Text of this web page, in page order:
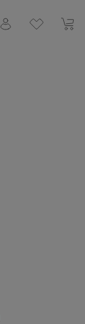
You have 0